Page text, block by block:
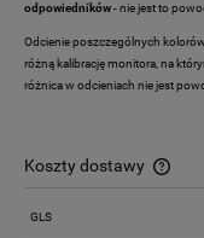
odpowiedników- nie jest to
Odcienie poszczególnych
różną kalibrację monitora, na
różnica w odcieniach nie jest
Koszty dostawy
Cena nie zawiera
GLS